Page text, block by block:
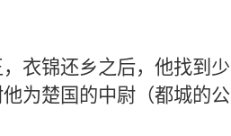
衣锦还乡之后，他找到少
为楚国的中尉（都城的公